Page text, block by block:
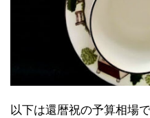
以下は還暦祝の予算相場